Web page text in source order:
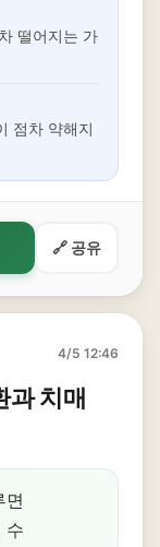
떨어지는 가
점차 약해지
🔗 공유
4/5 12:46
과 치매
면
수